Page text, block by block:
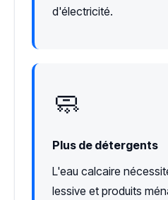
d'électricité.
🧼
Plus de détergents
L'eau calcaire
lessive et produits